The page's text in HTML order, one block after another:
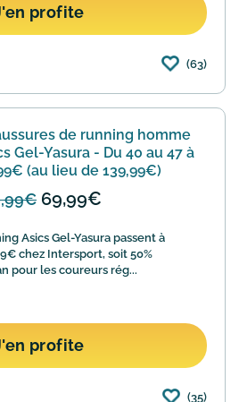
profite
(63)
de running homme
Gel-Yasura - Du 40 au 47 à
(au lieu de 139,99€)
69,99€
Asics Gel-Yasura passent à
chez Intersport, soit 50%
pour les coureurs rég...
profite
(35)